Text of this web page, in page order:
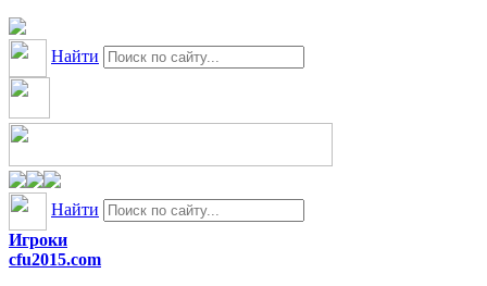
Найти
Найти
Игроки
cfu2015.com